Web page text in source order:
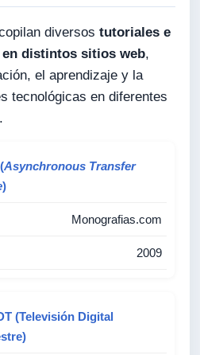
diversostutoriales e
distintos sitios web,
el aprendizaje y la
tecnológicas en diferentes
Asynchronous Transfer
)
Monografias.com
2009
(Televisión Digital